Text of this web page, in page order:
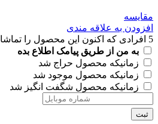
مقايسه
افزودن به علاقه مندی
5 افرادی که اکنون این محصول را
به من از طریق پیامک اطلاع بده
زمانیکه محصول حراج شد
زمانیکه محصول موجود شد
زمانیکه محصول شگفت انگیز شد
ثبت